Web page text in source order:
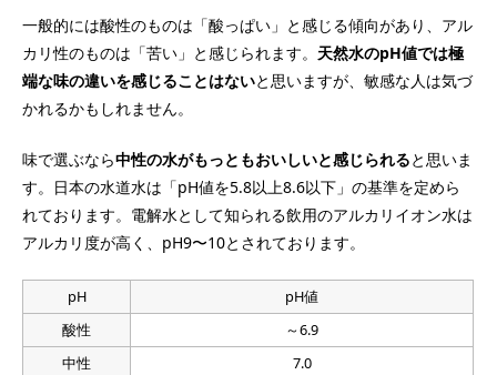
一般的には酸性のものは「酸っぱい」と感じる傾向があり、アル
カリ性のものは「苦い」と感じられます。 天然水のpH値では極
端な味の違いを感じることはないと思いますが、敏感な人は気づ
かれるかもしれません。
味で選ぶなら中性の水がもっともおいしいと感じられると思いま
す。日本の水道水は「pH値を5.8以上8.6以下」の基準を定めら
れております。電解水として知られる飲用のアルカリイオン水は
アルカリ度が高く、pH9〜10とされております。
pH
pH値
酸性
～6.9
中性
7.0